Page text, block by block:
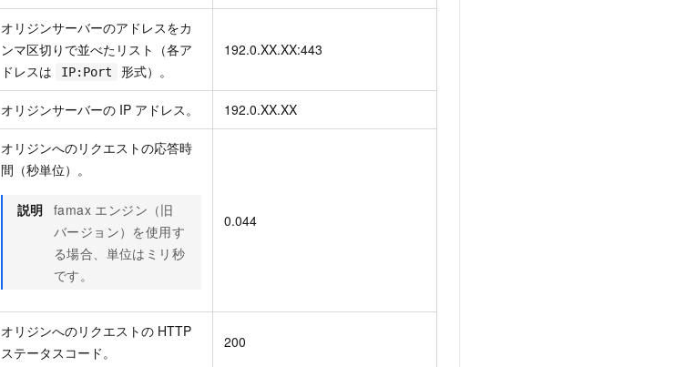
オリジンサーバーのアドレスをカ
ンマ区切りで並べたリスト（各ア
ドレスは
IP:Port 形式）。
192.0.XX.XX:443
オリジンサーバーの IP アドレス。 192.0.XX.XX
オリジンへのリクエストの応答時
間（秒単位）。
説明 famax エンジン（旧
バージョン）を使用す
る場合、単位はミリ秒
です。
0.044
オリジンへのリクエストの HTTP
ステータスコード。
200